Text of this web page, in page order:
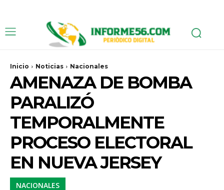
Inicio Noticias Nacionales
AMENAZA DE BOMBA
PARALIZÓ
TEMPORALMENTE
PROCESO ELECTORAL
EN NUEVA JERSEY
NACIONALES